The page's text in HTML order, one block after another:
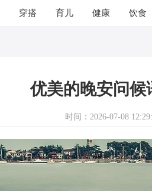
穿搭 育儿 健康 饮食
优美的晚安问候
时间：2026-07-08